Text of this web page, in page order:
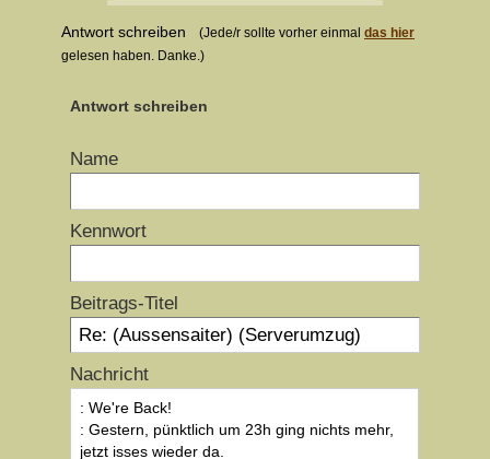
Antwort schreiben (Jede/r sollte vorher einmal das hier
gelesen haben. Danke.)
Antwort schreiben
Name
Kennwort
Beitrags-Titel
Nachricht